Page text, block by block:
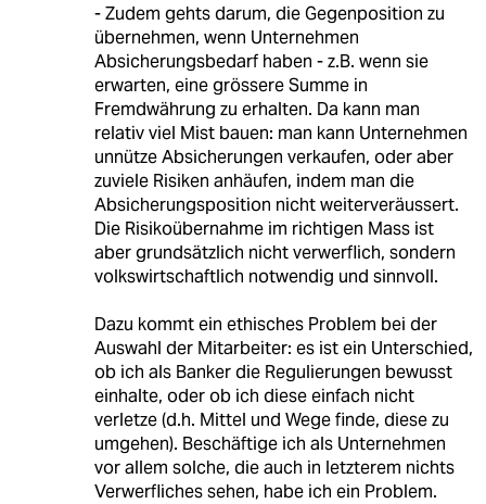
- Zudem gehts darum, die Gegenposition zu
übernehmen, wenn Unternehmen
Absicherungsbedarf haben - z.B. wenn sie
erwarten, eine grössere Summe in
Fremdwährung zu erhalten. Da kann man
relativ viel Mist bauen: man kann Unternehmen
unnütze Absicherungen verkaufen, oder aber
zuviele Risiken anhäufen, indem man die
Absicherungsposition nicht weiterveräussert.
Die Risikoübernahme im richtigen Mass ist
aber grundsätzlich nicht verwerflich, sondern
volkswirtschaftlich notwendig und sinnvoll.
Dazu kommt ein ethisches Problem bei der
Auswahl der Mitarbeiter: es ist ein Unterschied,
ob ich als Banker die Regulierungen bewusst
einhalte, oder ob ich diese einfach nicht
verletze (d.h. Mittel und Wege finde, diese zu
umgehen). Beschäftige ich als Unternehmen
vor allem solche, die auch in letzterem nichts
Verwerfliches sehen, habe ich ein Problem.